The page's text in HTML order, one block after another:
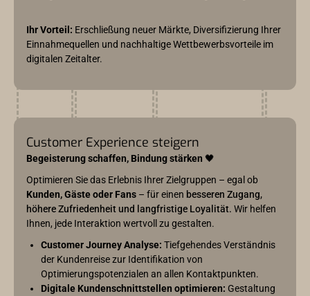
Ihr Vorteil: Erschließung neuer Märkte, Diversifizierung Ihrer
Einnahmequellen und nachhaltige Wettbewerbsvorteile im
digitalen Zeitalter.
Customer Experience steigern
Begeisterung schaffen, Bindung stärken 🖤
Optimieren Sie das Erlebnis Ihrer Zielgruppen – egal ob
Kunden, Gäste oder Fans – für einen besseren Zugang,
höhere Zufriedenheit und langfristige Loyalität. Wir helfen
Ihnen, jede Interaktion wertvoll zu gestalten.
Customer Journey Analyse: Tiefgehendes Verständnis
der Kundenreise zur Identifikation von
Optimierungspotenzialen an allen Kontaktpunkten.
Digitale Kundenschnittstellen optimieren: Gestaltung